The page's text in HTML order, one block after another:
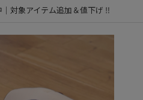
｜対象アイテム追加＆値下げ ‼